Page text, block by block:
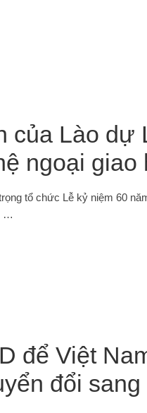
của Lào dự
ngoại
tổ chức Lễ kỷ niệm 60
…
để Việt
đổi